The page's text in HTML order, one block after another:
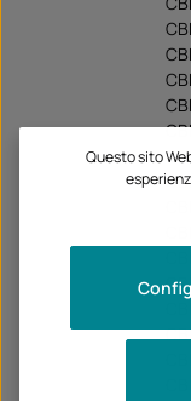
Questo sito